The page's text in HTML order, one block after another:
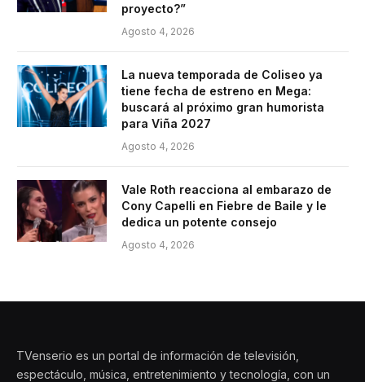
proyecto?”
Agosto 4, 2026
La nueva temporada de Coliseo ya
tiene fecha de estreno en Mega:
buscará al próximo gran humorista
para Viña 2027
Agosto 4, 2026
Vale Roth reacciona al embarazo de
Cony Capelli en Fiebre de Baile y le
dedica un potente consejo
Agosto 4, 2026
TVenserio es un portal de información de televisión,
espectáculo, música, entretenimiento y tecnología, con un